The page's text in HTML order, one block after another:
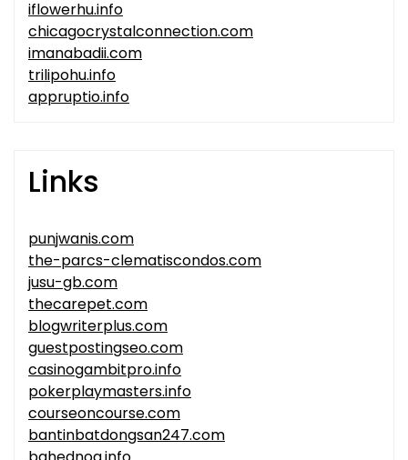
iflowerhu.info
chicagocrystalconnection.com
imanabadii.com
trilipohu.info
appruptio.info
Links
punjwanis.com
the-parcs-clematiscondos.com
jusu-gb.com
thecarepet.com
blogwriterplus.com
guestpostingseo.com
casinogambitpro.info
pokerplaymasters.info
courseoncourse.com
bantinbatdongsan247.com